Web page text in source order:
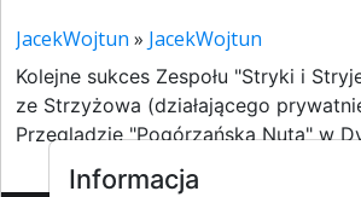
JacekWojtun » JacekWojtun
Kolejne sukces Zespołu "Stryki i
ze Strzyżowa (działającego
Przeglądzie "Pogórzańska Nuta" w
Informacja